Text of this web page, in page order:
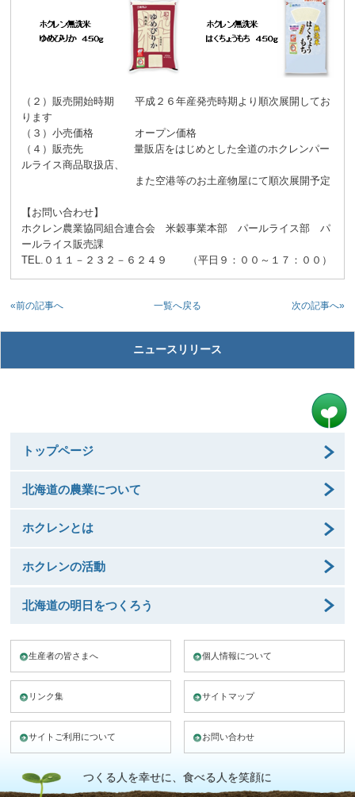
（２）販売開始時期 平成２６年産発売時期より順次展開してお
ります
（３）小売価格 オープン価格
（４）販売先 量販店をはじめとした全道のホクレンパー
ルライス商品取扱店、
また空港等のお土産物屋にて順次展開予定
【お問い合わせ】
ホクレン農業協同組合連合会 米穀事業本部 パールライス部 パ
ールライス販売課
TEL.０１１－２３２－６２４９ （平日９：００～１７：００）
一覧へ戻る
«前の記事へ 次の記事へ»
ニュースリリース
トップページ
北海道の農業について
ホクレンとは
ホクレンの活動
北海道の明日をつくろう
生産者の皆さまへ 個人情報について
リンク集 サイトマップ
サイトご利用について お問い合わせ
つくる人を幸せに、食べる人を笑顔に